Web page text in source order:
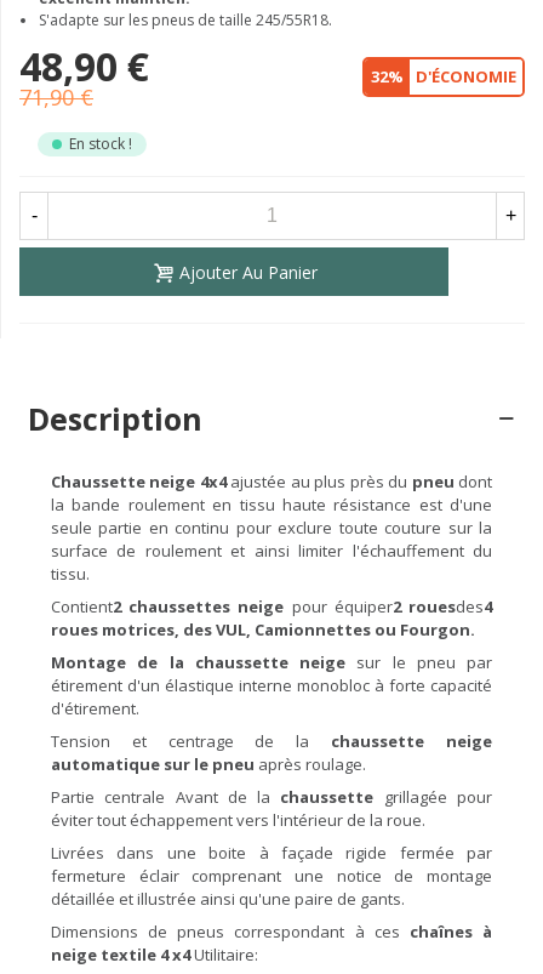
S'adapte sur les pneus de taille 245/55R18.
48,90 €
71,90 €
32% D'ÉCONOMIE
En stock !
- +
Ajouter Au Panier
Description
Chaussette neige 4x4ajustée au plus près du pneu dont
la bande roulement en tissu haute résistance est d'une
seule partie en continu pour exclure toute couture sur la
surface de roulement et ainsi limiter l'échauffement du
tissu.
Contient2 chaussettes neige pour équiper2 rouesdes4
roues motrices, des VUL, Camionnettes ou Fourgon.
Montage de la chaussette neige sur le pneu par
étirement d'un élastique interne monobloc à forte capacité
d'étirement.
Tension et centrage de la chaussette neige
automatique sur le pneu après roulage.
Partie centrale Avant de la chaussette
grillagée pour
éviter tout échappement vers l'intérieur de la roue.
Livrées dans une boite à façade rigide fermée par
fermeture éclair comprenant une notice de montage
détaillée et illustrée ainsi qu'une paire de gants.
Dimensions de pneus correspondant à ces chaînesà
neige textile 4 x4Utilitaire: